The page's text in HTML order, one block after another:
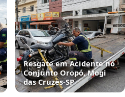
Resgate em Acidente no
Conjunto Oropó, Mogi
das Cruzes‑SP